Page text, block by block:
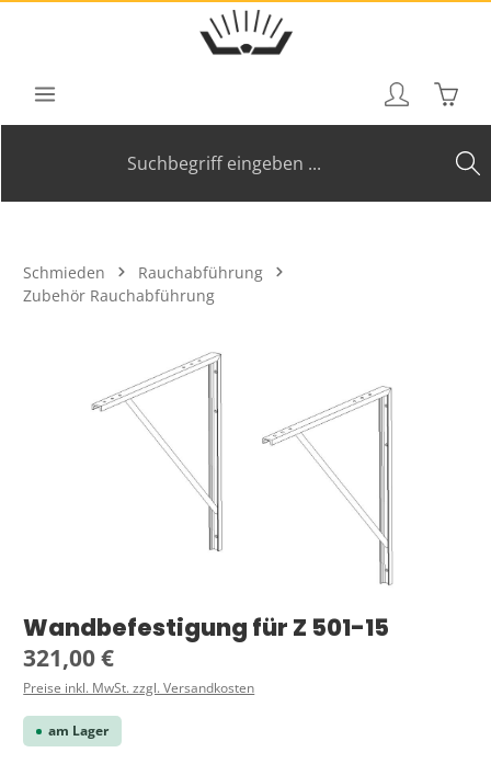
Zum Hauptinhalt springen
Schmieden
Rauchabführung
Zubehör Rauchabführung
Bildergalerie überspringen
Wandbefestigung für Z 501-15
Regulärer Preis:
321,00 €
Preise inkl. MwSt. zzgl. Versandkosten
am Lager